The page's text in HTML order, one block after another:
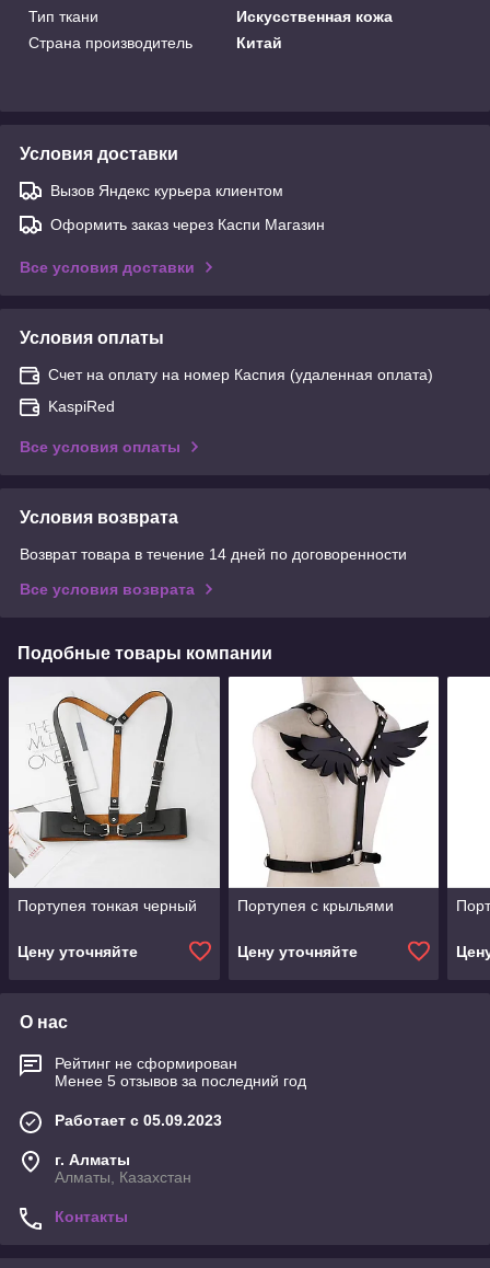
Тип ткани
Искусственная кожа
Страна производитель
Китай
Условия доставки
Вызов Яндекс курьера клиентом
Оформить заказ через Каспи Магазин
Все условия доставки
Условия оплаты
Счет на оплату на номер Каспия (удаленная оплата)
KaspiRed
Все условия оплаты
Условия возврата
Возврат товара в течение 14 дней по договоренности
Все условия возврата
Подобные товары компании
Портупея тонкая черный
Цену уточняйте
Портупея с крыльями
Цену уточняйте
О нас
Рейтинг не сформирован
Менее 5 отзывов за последний год
Работает с 05.09.2023
г. Алматы
Алматы, Казахстан
Контакты